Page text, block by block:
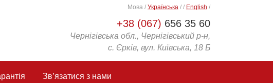
+38 (067) 656 35 60
Чернігівська обл., Чернігівський р-н,
с. Єрків, вул. Київська, 18 Б
Мова / Українська / / English /
Зв’язатися з нами